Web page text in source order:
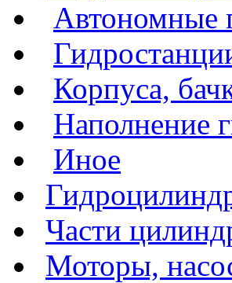
Автономные
Корпуса,
Наполнение
Иное
Части
Моторы,